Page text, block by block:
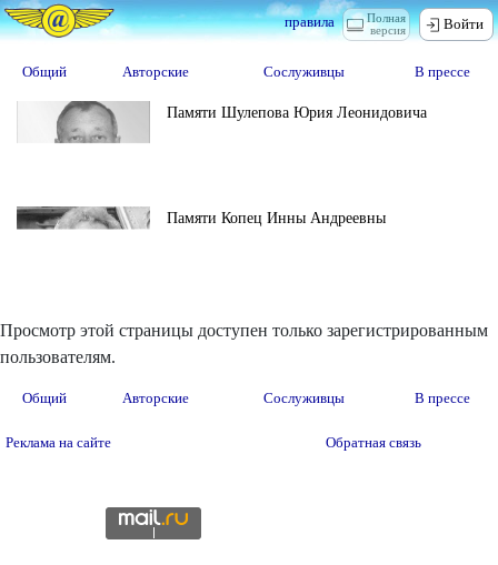
Полная
версия
правила Войти
Общий Авторские Сослуживцы В прессе
Памяти Шулепова Юрия Леонидовича
Памяти Копец Инны Андреевны
Просмотр этой страницы доступен только зарегистрированным
пользователям.
Общий Авторские Сослуживцы В прессе
Реклама на сайте Обратная связь